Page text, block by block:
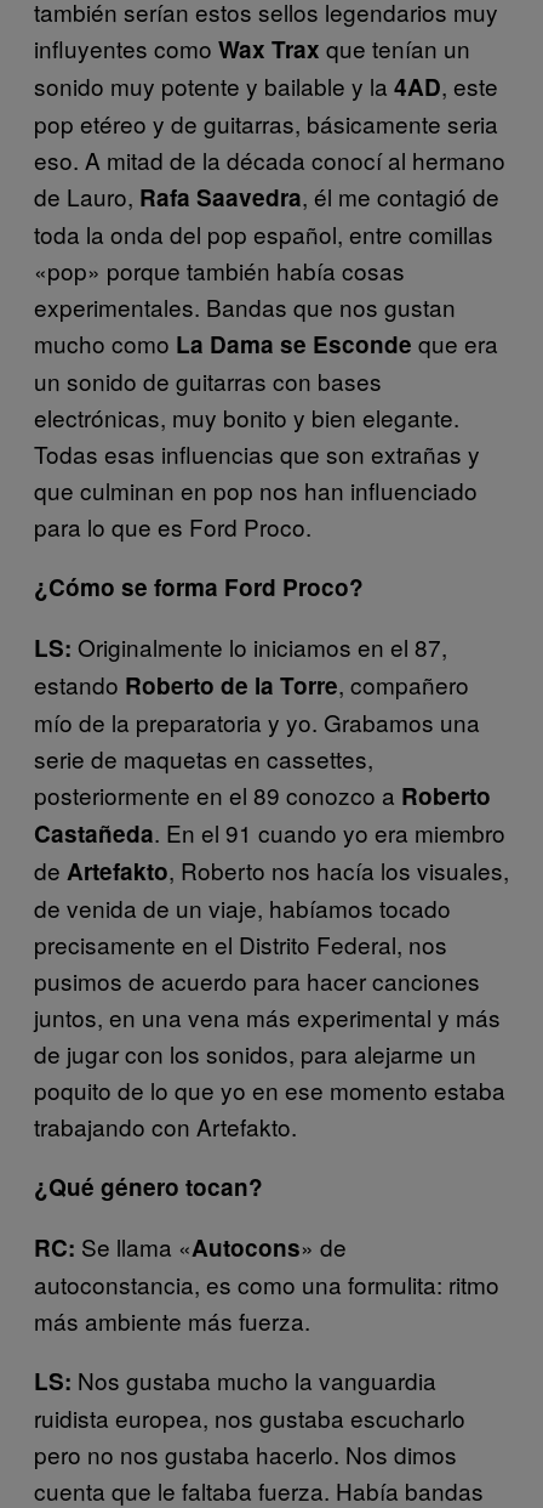
también serían estos sellos legendarios muy
influyentes como Wax Trax que tenían un
sonido muy potente y bailable y la 4AD, este
pop etéreo y de guitarras, básicamente seria
eso. A mitad de la década conocí al hermano
de Lauro, Rafa Saavedra, él me contagió de
toda la onda del pop español, entre comillas
«pop» porque también había cosas
experimentales. Bandas que nos gustan
mucho como La Dama se Esconde que era
un sonido de guitarras con bases
electrónicas, muy bonito y bien elegante.
Todas esas influencias que son extrañas y
que culminan en pop nos han influenciado
para lo que es Ford Proco.
¿Cómo se forma Ford Proco?
LS: Originalmente lo iniciamos en el 87,
estando Roberto de la Torre, compañero
mío de la preparatoria y yo. Grabamos una
serie de maquetas en cassettes,
posteriormente en el 89 conozco a Roberto
Castañeda. En el 91 cuando yo era miembro
de Artefakto, Roberto nos hacía los visuales,
de venida de un viaje, habíamos tocado
precisamente en el Distrito Federal, nos
pusimos de acuerdo para hacer canciones
juntos, en una vena más experimental y más
de jugar con los sonidos, para alejarme un
poquito de lo que yo en ese momento estaba
trabajando con Artefakto.
¿Qué género tocan?
RC: Se llama «Autocons» de
autoconstancia, es como una formulita: ritmo
más ambiente más fuerza.
LS: Nos gustaba mucho la vanguardia
ruidista europea, nos gustaba escucharlo
pero no nos gustaba hacerlo. Nos dimos
cuenta que le faltaba fuerza. Había bandas